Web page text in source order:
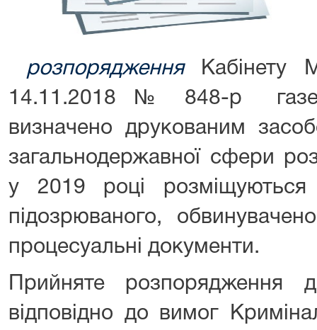
розпорядження
Кабінету
14.11.2018 № 848-р
визначено друкованим
загальнодержавної сфери
у 2019 році розміщуються
підозрюваного,
процесуальні документи.
Прийняте розпорядження
відповідно до вимог